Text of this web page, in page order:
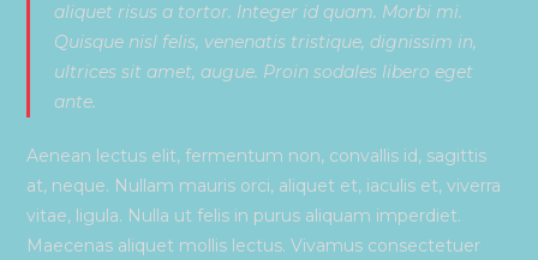
aliquet risus a tortor. Integer id quam. Morbi mi.
Quisque nisl felis, venenatis tristique, dignissim in,
ultrices sit amet, augue. Proin sodales libero eget
ante.
Aenean lectus elit, fermentum non, convallis id, sagittis
at, neque. Nullam mauris orci, aliquet et, iaculis et, viverra
vitae, ligula. Nulla ut felis in purus aliquam imperdiet.
Maecenas aliquet mollis lectus. Vivamus consectetuer